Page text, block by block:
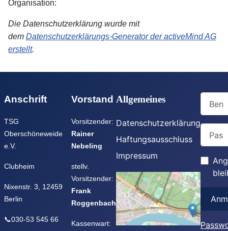
Organisation:
Die Datenschutzerklärung wurde mit
dem Datenschutzerklärungs-Generator der activeMind AG
erstellt.
Anschrift
TSG
Oberschöneweide
e.V.
Clubheim
Nixenstr. 3, 12459
Berlin
📞030-53 545 66
Vorstand
Vorsitzender:
Rainer
Nebeling
stellv.
Vorsitzender:
Frank
Roggenbach
Kassenwart:
Allgemeines
Datenschutzerklärung
Haftungsausschluss
Impressum